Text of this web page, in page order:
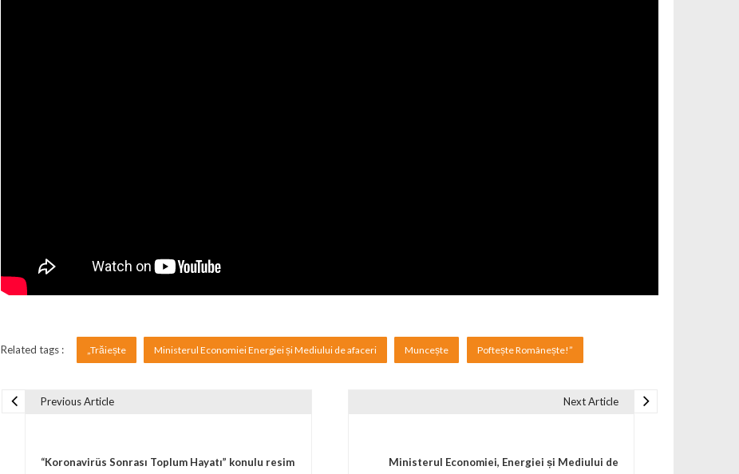
Related tags : „Trăiește Ministerul Economiei Energiei și Mediului de afaceri Muncește Poftește Românește!”
Previous Article
“Koronavirüs Sonrası Toplum Hayatı” konulu resim
Next Article
Ministerul Economiei, Energiei și Mediului de